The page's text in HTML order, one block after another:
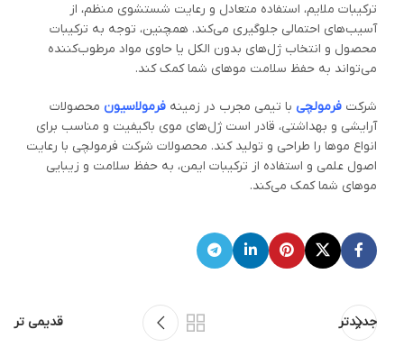
ترکیبات ملایم، استفاده متعادل و رعایت شستشوی منظم، از
آسیب‌های احتمالی جلوگیری می‌کند. همچنین، توجه به ترکیبات
محصول و انتخاب ژل‌های بدون الکل یا حاوی مواد مرطوب‌کننده
می‌تواند به حفظ سلامت موهای شما کمک کند.
شرکت فرمولچی با تیمی مجرب در زمینه فرمولاسیون محصولات
آرایشی و بهداشتی، قادر است ژل‌های موی باکیفیت و مناسب برای
انواع موها را طراحی و تولید کند. محصولات شرکت فرمولچی با رعایت
اصول علمی و استفاده از ترکیبات ایمن، به حفظ سلامت و زیبایی
موهای شما کمک می‌کند.
جدیدتر قدیمی تر